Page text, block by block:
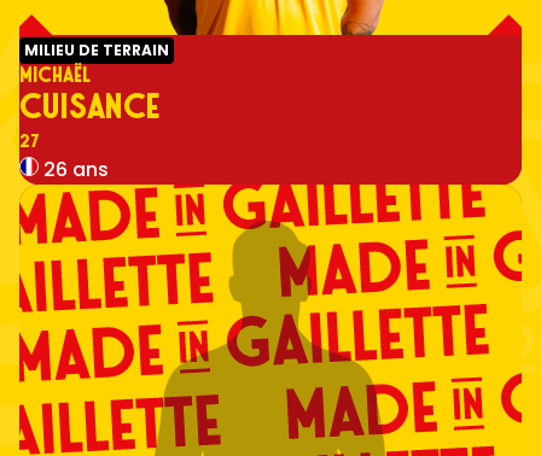
MILIEU DE TERRAIN
MICHAËL
CUISANCE
Numéro
27
26 ans